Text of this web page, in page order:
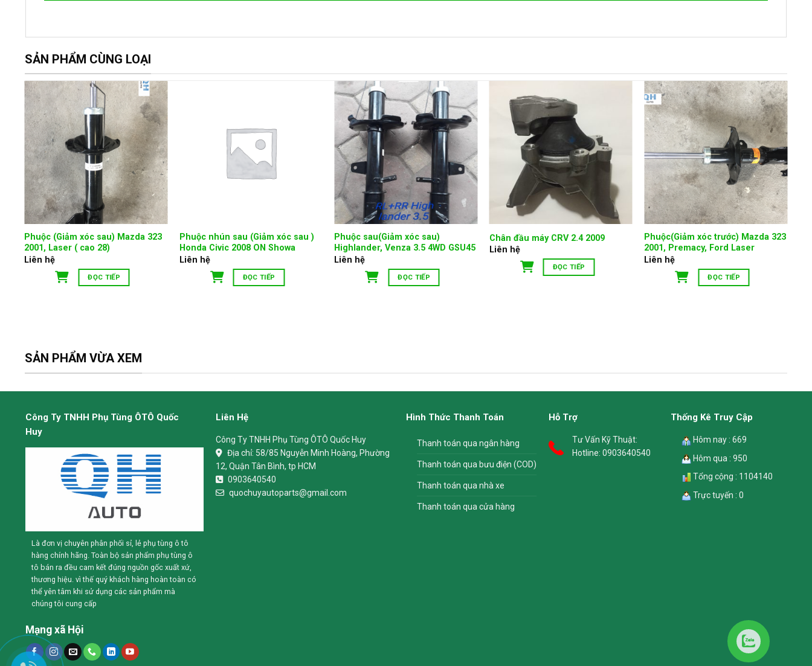
SẢN PHẨM CÙNG LOẠI
Phuộc (Giảm xóc sau) Mazda 323
2001, Laser ( cao 28)
Liên hệ
ĐỌC TIẾP
Phuộc nhún sau (Giảm xóc sau )
Honda Civic 2008 ON Showa
Liên hệ
ĐỌC TIẾP
Phuộc sau(Giảm xóc sau)
Highlander, Venza 3.5 4WD GSU45
Liên hệ
ĐỌC TIẾP
Chân đầu máy CRV 2.4 2009
Liên hệ
ĐỌC TIẾP
Phuộc(Giảm xóc trước) Mazda 323
2001, Premacy, Ford Laser
Liên hệ
ĐỌC TIẾP
SẢN PHẨM VỪA XEM
Công Ty TNHH Phụ Tùng ÔTÔ Quốc
Huy
Là đơn vị chuyên phân phối sỉ, lẻ phụ tùng ô tô
hàng chính hãng. Toàn bộ sản phẩm phụ tùng ô
tô bán ra đều cam kết đúng nguồn gốc xuất xứ,
thương hiệu. vì thế quý khách hàng hoàn toàn có
thể yên tâm khi sử dụng các sản phẩm mà
chúng tôi cung cấp
Mạng xã Hội
Liên Hệ
Công Ty TNHH Phụ Tùng ÔTÔ Quốc Huy
Địa chỉ: 58/85 Nguyễn Minh Hoàng, Phường
12, Quận Tân Bình, tp HCM
0903640540
quochuyautoparts@gmail.com
Hình Thức Thanh Toán
Thanh toán qua ngân hàng
Thanh toán qua bưu điện (COD)
Thanh toán qua nhà xe
Thanh toán qua cửa hàng
Hỗ Trợ
Tư Vấn Kỹ Thuật:
Hotline:0903640540
Thống Kê Truy Cập
Hôm nay : 669
Hôm qua : 950
Tổng cộng : 1104140
Trực tuyến : 0